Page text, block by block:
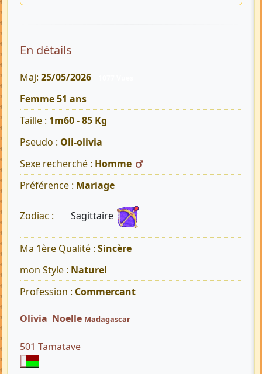
En détails
Maj: 25/05/2026
Femme 51 ans
Taille : 1m60 - 85 Kg
Pseudo : Oli-olivia
Sexe recherché : Homme
Préférence : Mariage
Zodiac : Sagittaire
Ma 1ère Qualité : Sincère
mon Style : Naturel
Profession : Commercant
Olivia Noelle Madagascar
501 Tamatave